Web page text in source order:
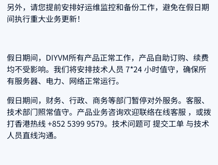
另外，请您提前安排好运维监控和备份工作，避免在假日期
间执行重大业务更新！
假日期间，DIYVM所有产品正常工作，产品自助订购、续费
均不受影响。我们将安排技术人员 7*24 小时值守，确保所
有服务器、电力、网络正常运行。
假日期间，财务、行政、商务等部门暂停对外服务。客服、
技术部门照常值守。产品业务咨询欢迎联络在线客服 ，或拨
打香港热线 +852 5399 9579。技术问题可 提交工单 与技术
人员直线沟通。